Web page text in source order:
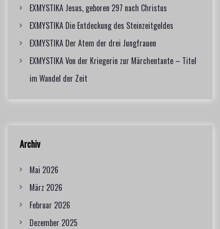
EXMYSTIKA Jesus, geboren 297 nach Christus
EXMYSTIKA Die Entdeckung des Steinzeitgeldes
EXMYSTIKA Der Atem der drei Jungfrauen
EXMYSTIKA Von der Kriegerin zur Märchentante – Titel
im Wandel der Zeit
Archiv
Mai 2026
März 2026
Februar 2026
Dezember 2025